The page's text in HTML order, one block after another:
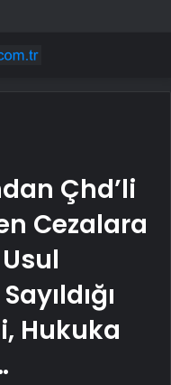
Çhd’li
Cezalara
Hukuka